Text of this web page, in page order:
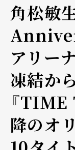
角松敏
アリー
凍結か
『
降のオ